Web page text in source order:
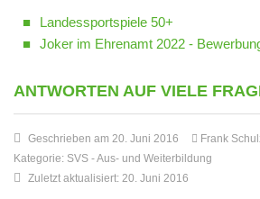
Landessportspiele 50+
Joker im Ehrenamt 2022 -
ANTWORTEN AUF VIELE
Geschrieben am 20. Juni 2016
Frank
Kategorie: SVS -Aus- und Weiterbildung
Zuletzt aktualisiert: 20. Juni 2016